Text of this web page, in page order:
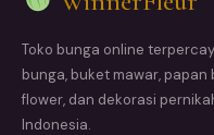
Toko bunga online
bunga, buket mawar, papan
flower, dan dekorasi
Indonesia.